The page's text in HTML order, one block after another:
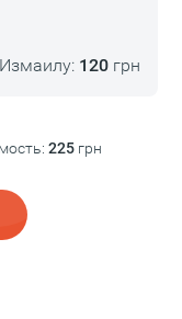
120 грн
225 грн